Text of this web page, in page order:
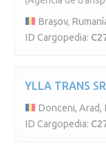
Brașov,
ID Cargopedia:
YLLA TRANS
Donceni, Arad,
ID Cargopedia: